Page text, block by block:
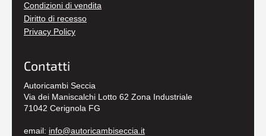
Condizioni di vendita
Diritto di recesso
Privacy Policy
Contatti
Autoricambi Seccia
Via dei Maniscalchi Lotto 62 Zona Industriale
71042 Cerignola FG
email: info@autoricambiseccia.it